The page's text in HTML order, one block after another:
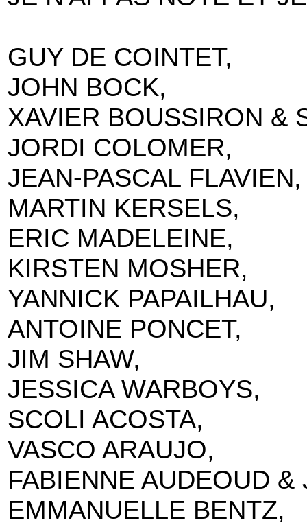
GUY DE COINTET,
JOHN BOCK,
XAVIER BOUSSIRON &
JORDI COLOMER,
JEAN-PASCAL FLAVIEN,
MARTIN KERSELS,
ERIC MADELEINE,
KIRSTEN MOSHER,
YANNICK PAPAILHAU,
ANTOINE PONCET,
JIM SHAW,
JESSICA WARBOYS,
SCOLI ACOSTA,
VASCO ARAUJO,
FABIENNE AUDEOUD
EMMANUELLE BENTZ,